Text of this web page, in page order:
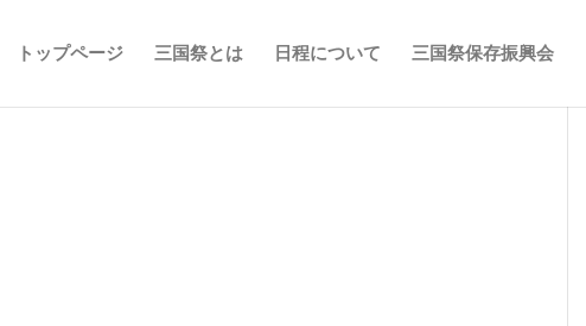
トップページ 三国祭とは 日程について 三国祭保存振興会